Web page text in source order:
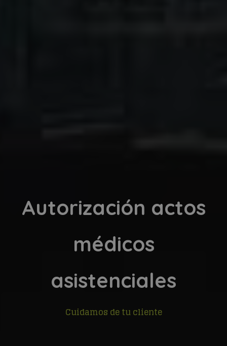
Autorización actos
médicos
asistenciales
Cuidamos de tu cliente